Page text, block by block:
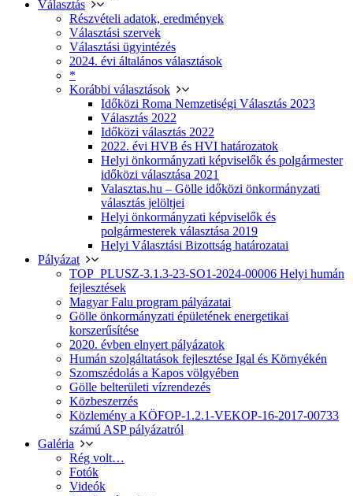
Választás
Részvételi adatok, eredmények
Választási szervek
Választási ügyintézés
2024. évi általános választások
*
Korábbi választások
Időközi Roma Nemzetiségi Választás 2023
Választás 2022
Időközi választás 2022
2022. évi HVB és HVI határozatok
Helyi önkormányzati képviselők és polgármester
időközi választása 2021
Valasztas.hu – Gölle időközi önkormányzati
választás jelöltjei
Helyi önkormányzati képviselők és
polgármesterek választása 2019
Helyi Választási Bizottság határozatai
Pályázat
TOP_PLUSZ-3.1.3-23-SO1-2024-00006 Helyi humán
fejlesztések
Magyar Falu program pályázatai
Gölle önkormányzati épületének energetikai
korszerűsítése
2020. évben elnyert pályázatok
Humán szolgáltatások fejlesztése Igal és Környékén
Szomszédolás a Kapos völgyében
Gölle belterületi vízrendezés
Közbeszerzés
Közlemény a KÖFOP-1.2.1-VEKOP-16-2017-00733
számú ASP pályázatról
Galéria
Rég volt…
Fotók
Videók